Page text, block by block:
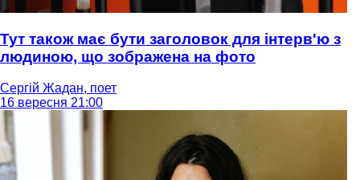
Тут також має бути заголовок для інтерв'ю з
людиною, що зображена на фото
Сергій Жадан, поет
16 вересня 21:00